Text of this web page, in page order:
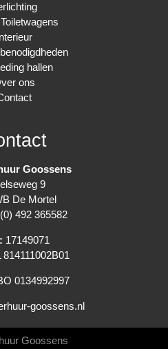
hallen
ons
Goossens
9
De Mortel
492 365582
17149071
814111002B01
0134992997
goossens.nl
Goossens